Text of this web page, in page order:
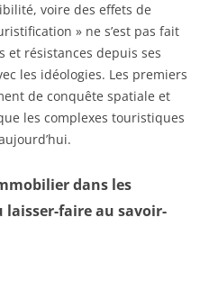
voire des effets de
» ne s’est pas fait
et résistances depuis ses
les idéologies. Les premiers
de conquête spatiale et
les complexes touristiques
dans les
faire au savoir-